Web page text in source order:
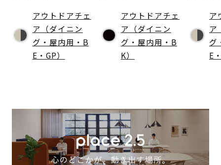
アウトドアチェ
ア（ダイニン
グ・屋内用・B
E・GP）
アウトドアチェ
ア（ダイニン
グ・屋内用・B
K）
ア
ア
グ
E